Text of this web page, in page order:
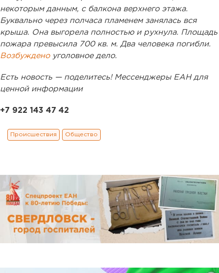
некоторым данным, с балкона верхнего этажа.
Буквально через полчаса пламенем занялась вся
крыша. Она выгорела полностью и рухнула. Площадь
пожара превысила 700 кв. м. Два человека погибли.
Возбуждено уголовное дело.
Есть новость — поделитесь! Мессенджеры ЕАН для
ценной информации
+7 922 143 47 42
Происшествия Общество